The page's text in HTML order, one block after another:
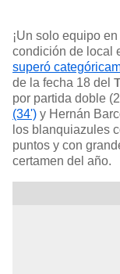
¡Un solo equipo
condición de local
superó
de la fecha 18 del
por partida doble
(34') y Hernán
los blanquiazules
puntos y con
certamen del año.